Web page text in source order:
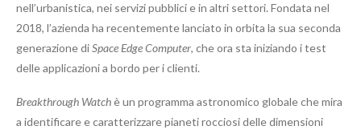
nell’urbanistica, nei servizi pubblici e in altri settori. Fondata nel
2018, l’azienda ha recentemente lanciato in orbita la sua seconda
generazione diSpace Edge Computer, che ora sta iniziando i test
delle applicazioni a bordo per i clienti.
Breakthrough Watchè un programma astronomico globale che mira
a identificare e caratterizzare pianeti rocciosi delle dimensioni